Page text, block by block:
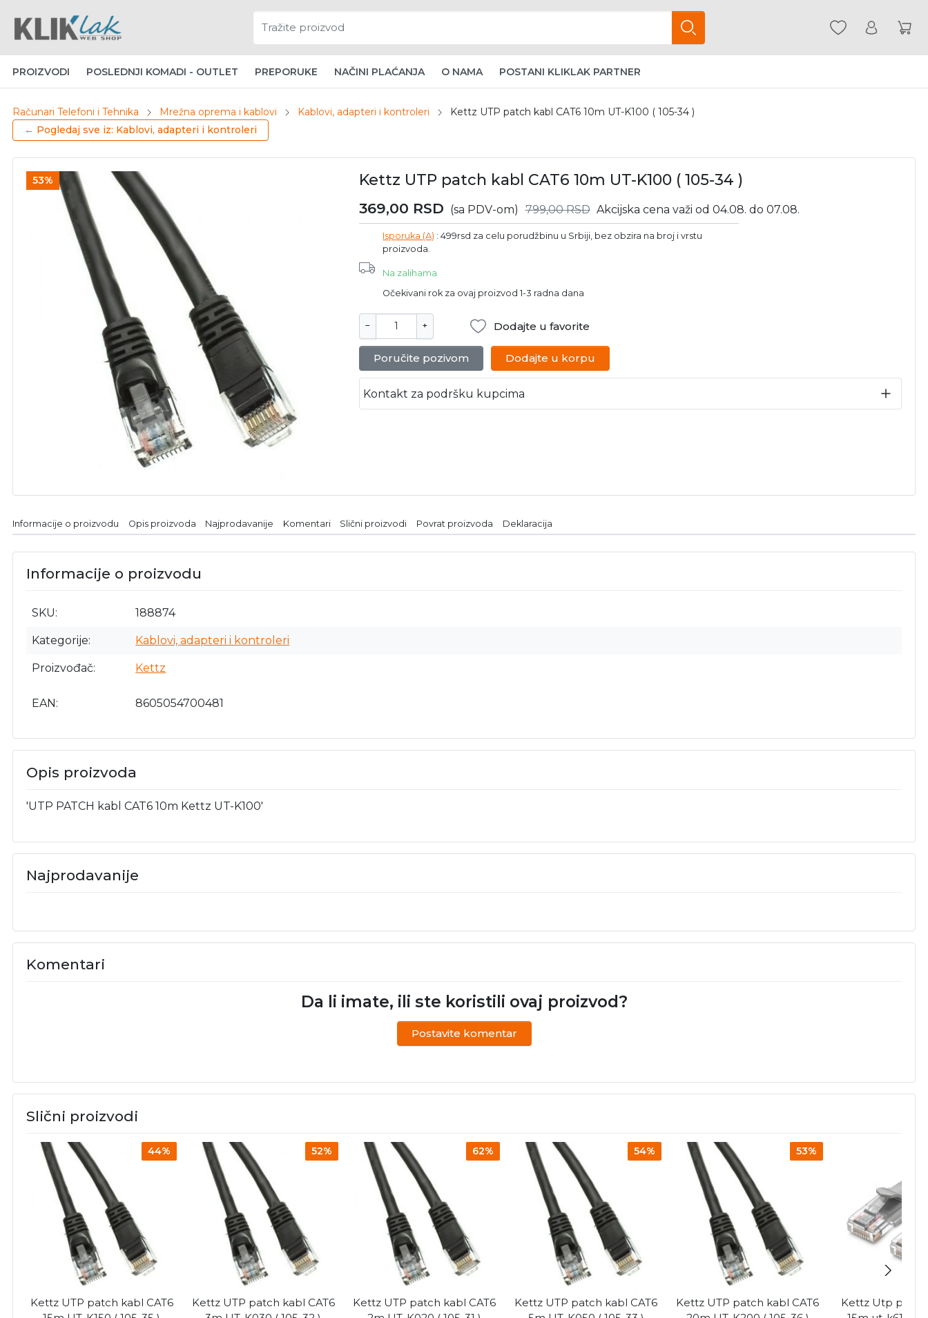
PROIZVODI POSLEDNJI KOMADI - OUTLET PREPORUKE NAČINI PLAĆANJA O NAMA POSTANI KLIKLAK PARTNER
Računari Telefoni i Tehnika Mrežna oprema i kablovi Kablovi, adapteri i kontroleri
Kettz UTP patch kabl CAT6 10m UT-K100 ( 105-34 )
← Pogledaj sve iz: Kablovi, adapteri i kontroleri
53% Kettz UTP patch kabl CAT6 10m UT-K100 ( 105-34 )
369,00 RSD (sa PDV-om) 799,00RSD Akcijska cena važi od 04.08. do 07.08.
Isporuka (A) : 499rsd za celu porudžbinu u Srbiji, bez obzira na broj i vrstu
proizvoda.
Na zalihama
Očekivani rok za ovaj proizvod 1-3 radna dana
− + Dodajte u favorite
Poručite pozivom Dodajte u korpu
Kontakt za podršku kupcima
Informacije o proizvodu Opis proizvoda Najprodavanije Komentari Slični proizvodi Povrat proizvoda Deklaracija
Informacije o proizvodu
SKU 188874
Kategorije Kablovi, adapteri i kontroleri
Proizvođač Kettz
EAN 8605054700481
Opis proizvoda
'UTP PATCH kabl CAT6 10m Kettz UT-K100'
Najprodavanije
Komentari
Da li imate, ili ste koristili ovaj proizvod?
Postavite komentar
Slični proizvodi
44%
Kettz UTP patch kabl CAT6
52%
Kettz UTP patch kabl CAT6
62%
Kettz UTP patch kabl CAT6
54%
Kettz UTP patch kabl CAT6
53%
Kettz UTP patch kabl CAT6
Kettz Utp